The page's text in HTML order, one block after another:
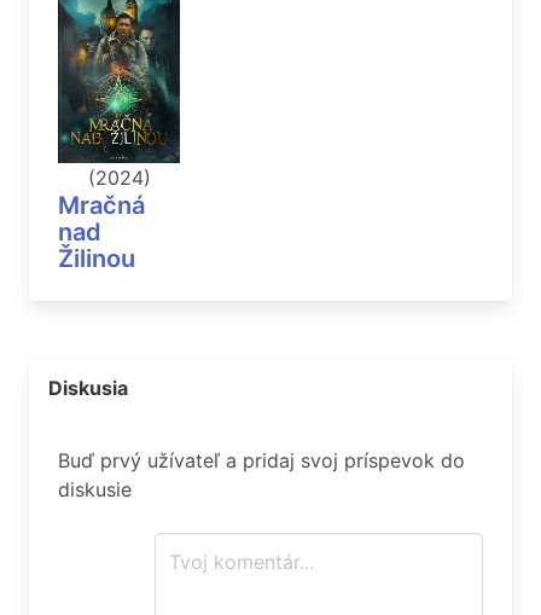
(2024)
Mračná
nad
Žilinou
Diskusia
Buď prvý užívateľ a pridaj svoj príspevok do
diskusie